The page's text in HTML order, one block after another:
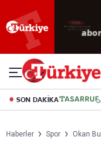
SON DAKİKA
Haberler Spor Okan